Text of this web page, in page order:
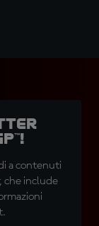
a contenuti
che include